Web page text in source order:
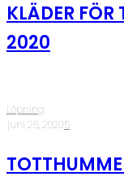
KLÄDER
2020
Löpning
·juni 25, 2020·5